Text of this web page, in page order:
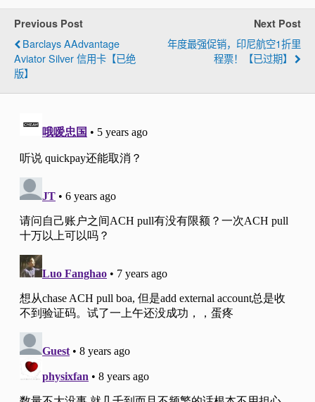
Previous Post
Barclays AAdvantage
Aviator Silver 信用卡【已绝
版】
Next Post
年度最强促销，印尼航空1折里
程票！【已过期】